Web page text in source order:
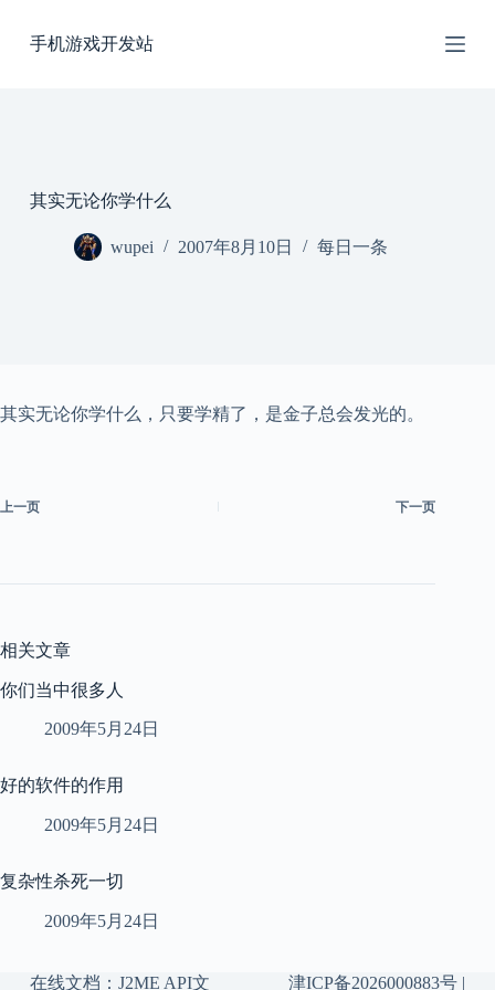
过
手机游戏开发站
其实无论你学什么
wupei 2007年8月10日 每日一条
其实无论你学什么，只要学精了，是金子总会发光的。
上一页 下一页
相关文章
你们当中很多人
2009年5月24日
好的软件的作用
2009年5月24日
复杂性杀死一切
2009年5月24日
在线文档： J2ME API文 津ICP备2026000883号 |